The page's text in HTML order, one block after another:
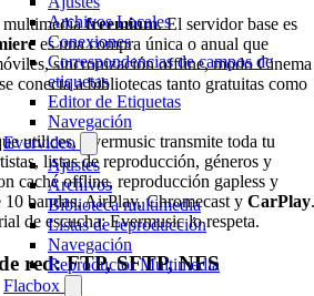
Archivos Locales
Conexiones
Correspondencias de campos de
etiquetas
Editor de Etiquetas
Navegación
Evervideo
Ajustes
Archivos
Biblioteca multimedia
Listas de reproducción
Navegación
Reproductor Multimedia
Flacbox
freemium. El servidor base es
es una compra única o anual que
sincronización offline, modo Cinema
conecta a bibliotecas tanto gratuitas como
utilices, Evermusic transmite toda tu
listas de reproducción, géneros y
caché offline, reproducción gapless y
10 bandas, AirPlay, Chromecast y CarPlay.
de escucha; Evermusic lo respeta.
red: FTP, SFTP, NFS